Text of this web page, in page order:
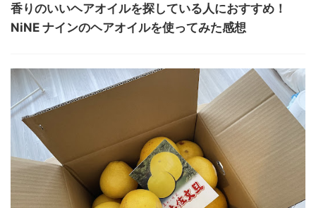
香りのいいヘアオイルを探している人におすすめ！
NiNE ナインのヘアオイルを使ってみた感想